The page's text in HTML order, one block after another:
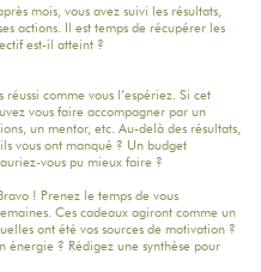
mois, vous avez suivi les résultats,
actions. Il est temps de récupérer les
est-il atteint ?
comme vous l’espériez. Si cet
vous faire accompagner par un
un mentor, etc. Au-delà des résultats,
vous ont manqué ? Un budget
vous pu mieux faire ?
! Prenez le temps de vous
Ces cadeaux agiront comme un
ont été vos sources de motivation ?
énergie ? Rédigez une synthèse pour